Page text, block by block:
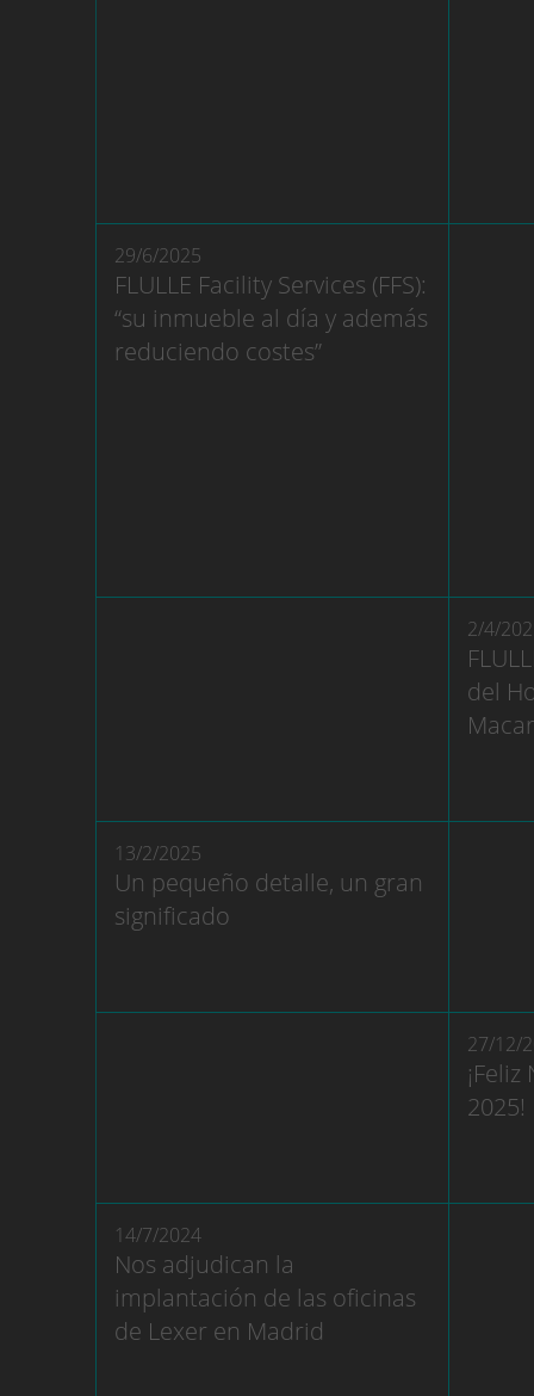
29/6/2025
FLULLE Facility Services (FFS):
“su inmueble al día y además
reduciendo costes”
2/4/
del
13/2/2025
Un pequeño detalle, un gran
significado
27/12/
2025!
14/7/2024
Nos adjudican la
implantación de las oficinas
de Lexer en Madrid